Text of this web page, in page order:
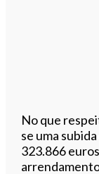
No que
se uma
323.866